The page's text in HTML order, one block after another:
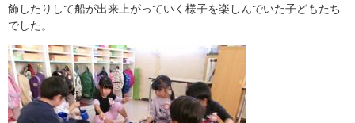
飾したりして船が出来上がっていく様子を楽しんでいた子どもたち
でした。